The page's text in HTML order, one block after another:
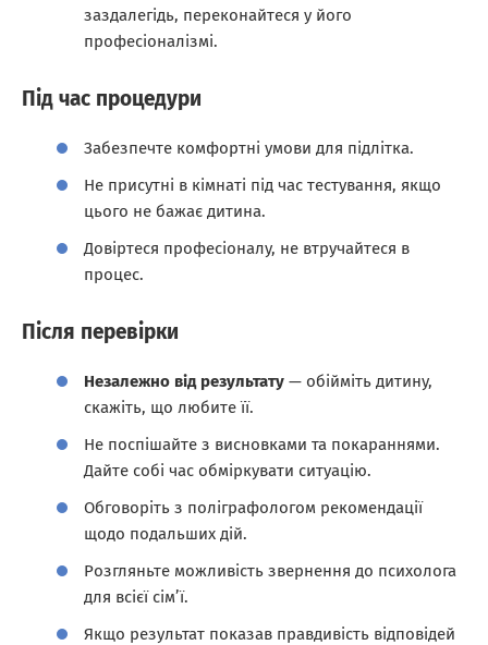
заздалегідь, переконайтеся у його
професіоналізмі.
Під час процедури
Забезпечте комфортні умови для підлітка.
Не присутні в кімнаті під час тестування, якщо
цього не бажає дитина.
Довіртеся професіоналу, не втручайтеся в
процес.
Після перевірки
Незалежно від результату — обійміть дитину,
скажіть, що любите її.
Не поспішайте з висновками та покараннями.
Дайте собі час обміркувати ситуацію.
Обговоріть з поліграфологом рекомендації
щодо подальших дій.
Розгляньте можливість звернення до психолога
для всієї сім’ї.
Якщо результат показав правдивість відповідей